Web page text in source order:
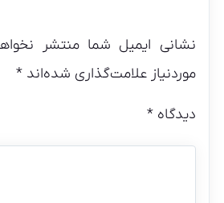
نشانی ایمیل شما منتشر
موردنیاز علامت‌گذاری شده‌اند*
دیدگاه*